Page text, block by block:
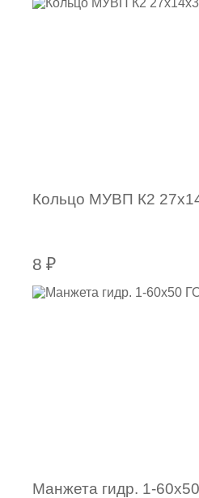
Кольцо МУВП К2
8 ₽
Манжета гидр. 1-